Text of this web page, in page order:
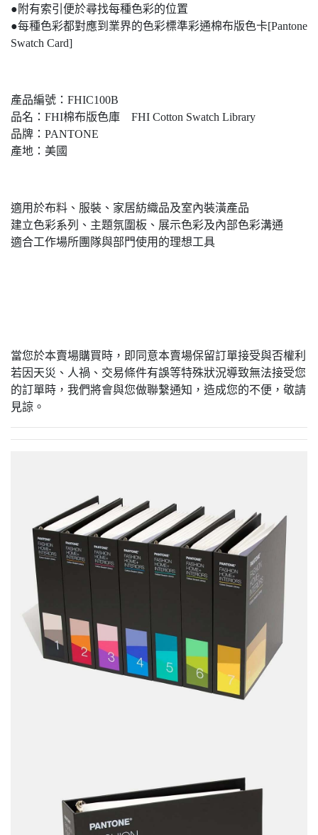
●附有索引便於尋找每種色彩的位置
●每種色彩都對應到業界的色彩標準彩通棉布版色卡[Pantone
Swatch Card]
產品編號：FHIC100B
品名：FHI棉布版色庫 FHI Cotton Swatch Library
品牌：PANTONE
產地：美國
適用於布料、服裝、家居紡織品及室內裝潢產品
建立色彩系列、主題氛圍板、展示色彩及內部色彩溝通
適合工作場所團隊與部門使用的理想工具
當您於本賣場購買時，即同意本賣場保留訂單接受與否權利
若因天災、人禍、交易條件有誤等特殊狀況導致無法接受您
的訂單時，我們將會與您做聯繫通知，造成您的不便，敬請
見諒。